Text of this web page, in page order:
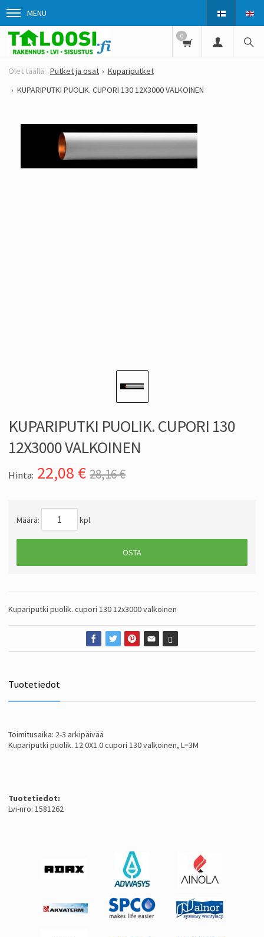
MENU
0
Putket ja osat
Kupariputket
KUPARIPUTKI PUOLIK. CUPORI 130 12X3000 VALKOINEN
KUPARIPUTKI PUOLIK. CUPORI 130
12X3000 VALKOINEN
Hinta: 22,08 € 28,16 €
Määrä: kpl
OSTA
Kupariputki puolik. cupori 130 12x3000 valkoinen
Tuotetiedot
Toimitusaika: 2-3 arkipäivää
Kupariputki puolik. 12.0X1.0 cupori 130 valkoinen, L=3M
Tuotetiedot:
Lvi-nro: 1581262